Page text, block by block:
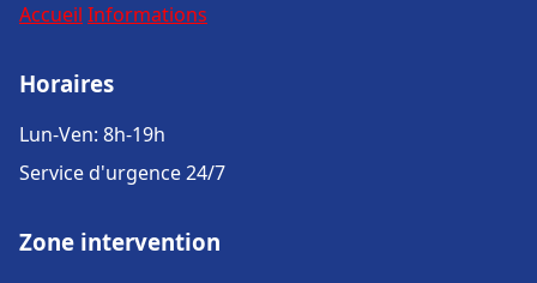
Accueil Informations
Horaires
Lun-Ven: 8h-19h
Service d'urgence 24/7
Zone intervention